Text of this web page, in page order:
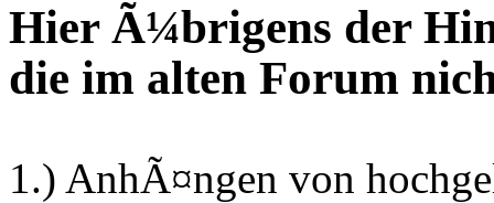
Hier Ã¼brigens der
die im alten Forum
1.) AnhÃ¤ngen von